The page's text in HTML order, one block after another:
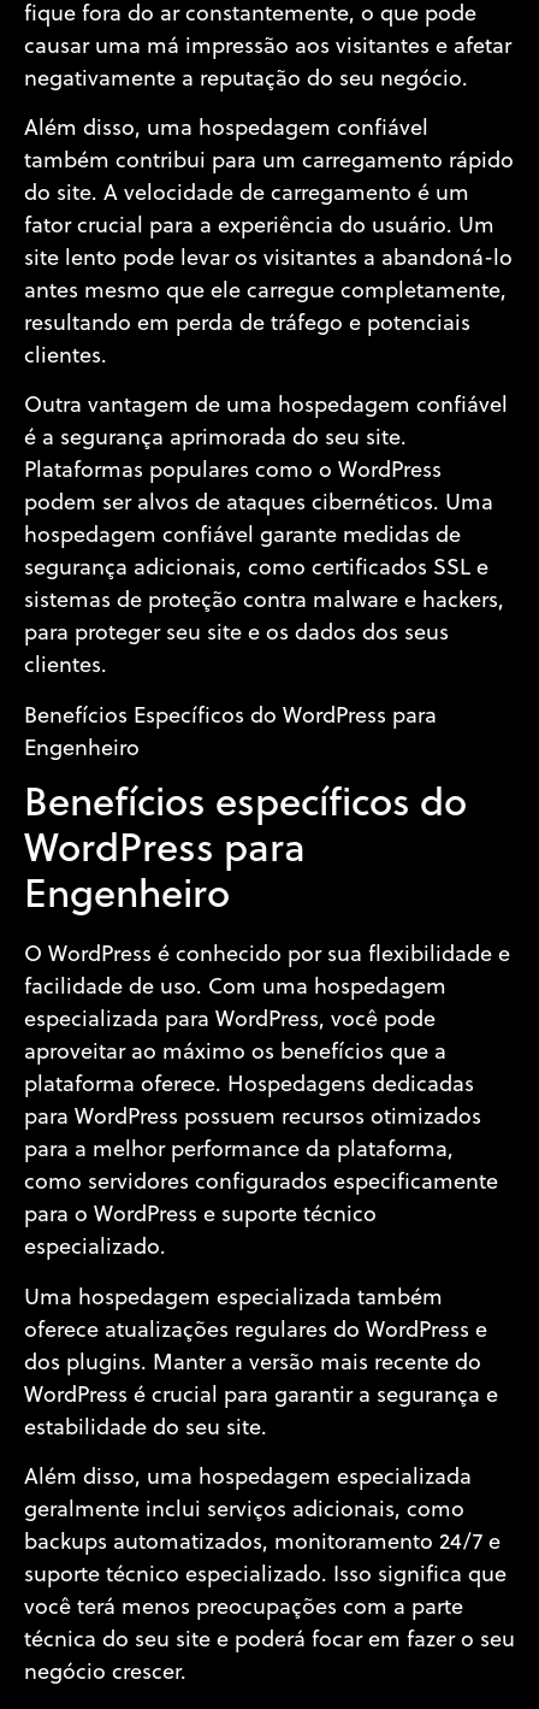
fique fora do ar constantemente, o que pode
causar uma má impressão aos visitantes e afetar
negativamente a reputação do seu negócio.
Além disso, uma hospedagem confiável
também contribui para um carregamento rápido
do site. A velocidade de carregamento é um
fator crucial para a experiência do usuário. Um
site lento pode levar os visitantes a abandoná-lo
antes mesmo que ele carregue completamente,
resultando em perda de tráfego e potenciais
clientes.
Outra vantagem de uma hospedagem confiável
é a segurança aprimorada do seu site.
Plataformas populares como o WordPress
podem ser alvos de ataques cibernéticos. Uma
hospedagem confiável garante medidas de
segurança adicionais, como certificados SSL e
sistemas de proteção contra malware e hackers,
para proteger seu site e os dados dos seus
clientes.
Benefícios Específicos do WordPress para
Engenheiro
Benefícios específicos do
WordPress para
Engenheiro
O WordPress é conhecido por sua flexibilidade e
facilidade de uso. Com uma hospedagem
especializada para WordPress, você pode
aproveitar ao máximo os benefícios que a
plataforma oferece. Hospedagens dedicadas
para WordPress possuem recursos otimizados
para a melhor performance da plataforma,
como servidores configurados especificamente
para o WordPress e suporte técnico
especializado.
Uma hospedagem especializada também
oferece atualizações regulares do WordPress e
dos plugins. Manter a versão mais recente do
WordPress é crucial para garantir a segurança e
estabilidade do seu site.
Além disso, uma hospedagem especializada
geralmente inclui serviços adicionais, como
backups automatizados, monitoramento 24/7 e
suporte técnico especializado. Isso significa que
você terá menos preocupações com a parte
técnica do seu site e poderá focar em fazer o seu
negócio crescer.